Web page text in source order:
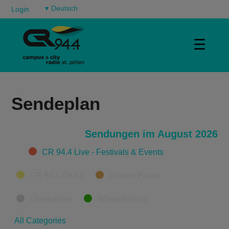
Login ▾
☰
Sendeplan
Sendungen im August 2026
CategoriesCR 94.4 Live - Festivals & Events
All Categories